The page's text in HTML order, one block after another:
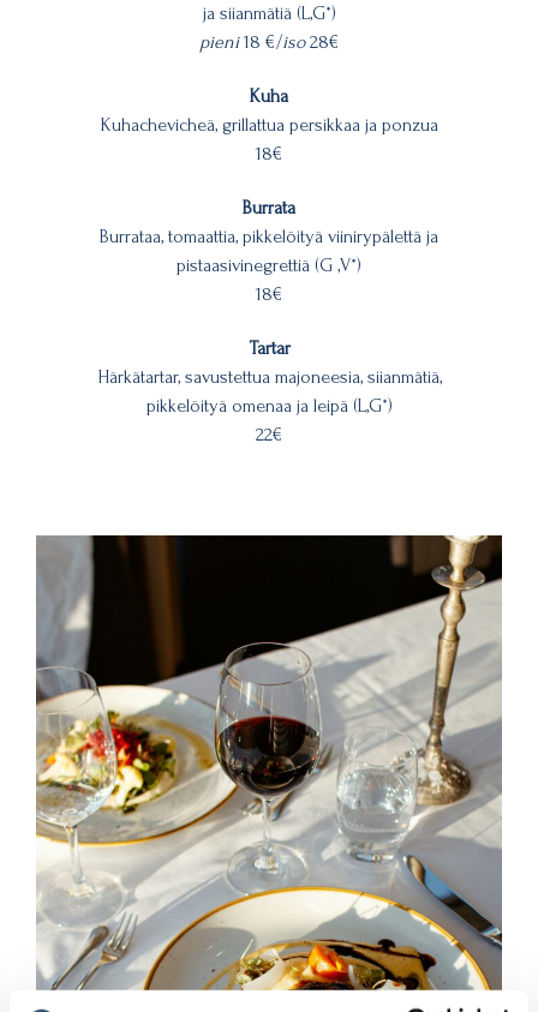
ja siianmätiä (L,G*)
pieni18 €/iso28€
Kuha
Kuhachevicheä, grillattua persikkaa ja ponzua
18€
Burrata
Burrataa, tomaattia, pikkelöityä viinirypälettä ja
pistaasivinegrettiä (G ,V*)
18€
Tartar
Härkätartar, savustettua majoneesia, siianmätiä,
pikkelöityä omenaa ja leipä (L,G*)
22€